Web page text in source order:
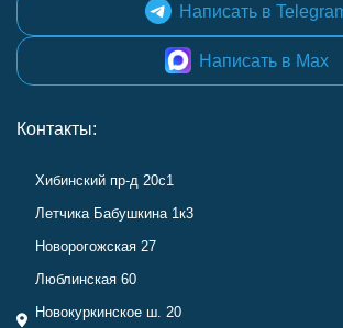
Написать в
Написать в Max
Контакты:
Хибинский пр-д 20с1
Летчика Бабушкина 1к3
Новорогожская 27
Люблинская 60
Новокуркинское ш. 20